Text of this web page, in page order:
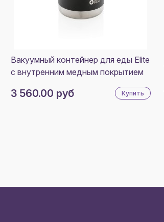
Вакуумный контейнер для еды Elite
с внутренним медным покрытием
3 560.00 руб Купить